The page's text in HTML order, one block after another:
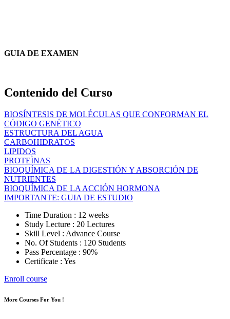
GUIA DE EXAMEN
Contenido del Curso
BIOSÍNTESIS DE MOLÉCULAS QUE CONFORMAN EL
CÓDIGO GENÉTICO
ESTRUCTURA DEL AGUA
CARBOHIDRATOS
LIPIDOS
PROTEÌNAS
BIOQUÍMICA DE LA DIGESTIÓN Y ABSORCIÓN DE
NUTRIENTES
BIOQUÍMICA DE LA ACCIÓN HORMONA
IMPORTANTE: GUIA DE ESTUDIO
Time Duration : 12 weeks
Study Lecture : 20 Lectures
Skill Level : Advance Course
No. Of Students : 120 Students
Pass Percentage : 90%
Certificate : Yes
Enroll course
More Courses For You !